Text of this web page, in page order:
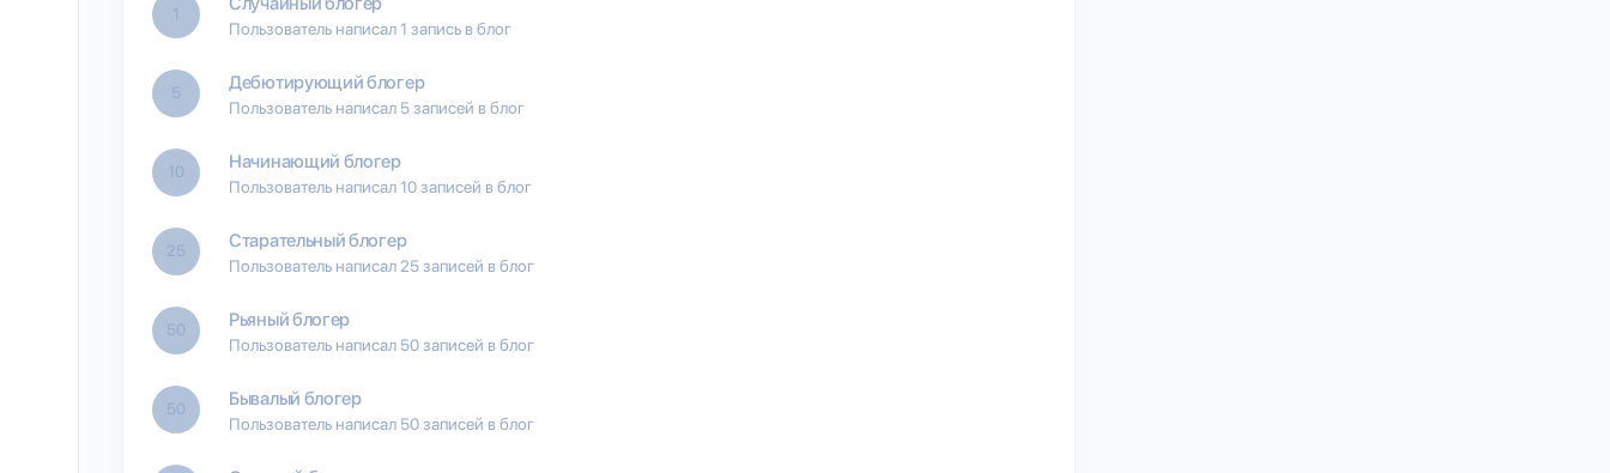
1
Пользователь написал 1 запись в блог
5 Дебютирующий блогер
Пользователь написал 5 записей в блог
10 Начинающий блогер
Пользователь написал 10 записей в блог
25 Старательный блогер
Пользователь написал 25 записей в блог
50 Рьяный блогер
Пользователь написал 50 записей в блог
50 Бывалый блогер
Пользователь написал 50 записей в блог